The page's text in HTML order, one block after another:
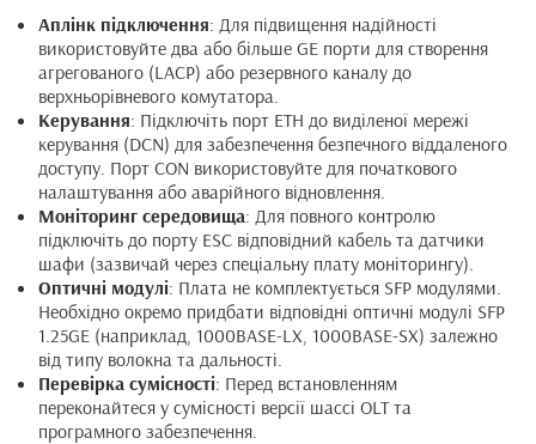
Аплінк підключення: Для підвищення надійності
використовуйте два або більше GE порти для створення
агрегованого (LACP) або резервного каналу до
верхньорівневого комутатора.
Керування: Підключіть порт ETH до виділеної мережі
керування (DCN) для забезпечення безпечного віддаленого
доступу. Порт CON використовуйте для початкового
налаштування або аварійного відновлення.
Моніторинг середовища: Для повного контролю
підключіть до порту ESC відповідний кабель та датчики
шафи (зазвичай через спеціальну плату моніторингу).
Оптичні модулі: Плата не комплектується SFP модулями.
Необхідно окремо придбати відповідні оптичні модулі SFP
1.25GE (наприклад, 1000BASE-LX, 1000BASE-SX) залежно
від типу волокна та дальності.
Перевірка сумісності: Перед встановленням
переконайтеся у сумісності версії шассі OLT та
програмного забезпечення.